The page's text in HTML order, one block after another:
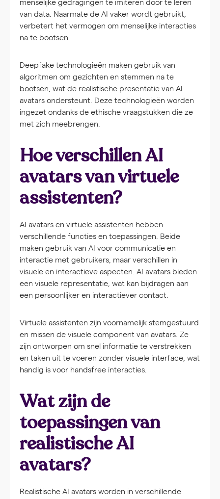
van data. Naarmate de AI vaker wordt gebruikt,
verbetert het vermogen om menselijke interacties
na te bootsen.
Deepfake technologieën maken gebruik van
algoritmen om gezichten en stemmen na te
bootsen, wat de realistische presentatie van AI
avatars ondersteunt. Deze technologieën worden
ingezet ondanks de ethische vraagstukken die ze
met zich meebrengen.
Hoe verschillen AI
avatars van virtuele
assistenten?
AI avatars en virtuele assistenten hebben
verschillende functies en toepassingen. Beide
maken gebruik van AI voor communicatie en
interactie met gebruikers, maar verschillen in
visuele en interactieve aspecten. AI avatars bieden
een visuele representatie, wat kan bijdragen aan
een persoonlijker en interactiever contact.
Virtuele assistenten zijn voornamelijk stemgestuurd
en missen de visuele component van avatars. Ze
zijn ontworpen om snel informatie te verstrekken
en taken uit te voeren zonder visuele interface, wat
handig is voor handsfree interacties.
Wat zijn de
toepassingen van
realistische AI
avatars?
Realistische AI avatars worden in verschillende